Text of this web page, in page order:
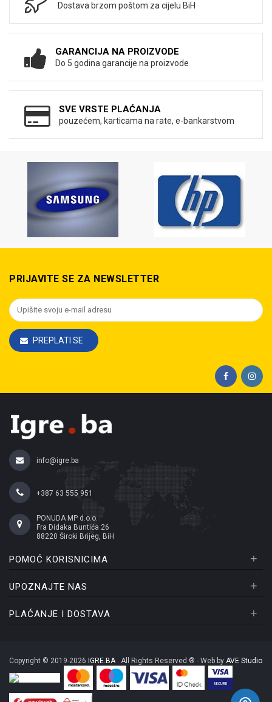
Dostava brzom poštom za cijelu BiH
GARANCIJA NA PROIZVODE
Do 5 godina garancije na proizvode
SVE VRSTE PLAĆANJA
pouzećem, karticama na rate, e-bankarstvom
PRIJAVITE SE ZA NEWSLETTER
PREPLATI SE
info@igre.ba
+387 63 555 951
PONUDA MP d.o.o.
Fra Didaka Buntića 26
88220 Široki Brijeg, BiH
POMOĆ KORISNICIMA +
UPOZNAJTE NAS +
PLAĆANJE I DOSTAVA +
Copyright © 2019-2026 IGRE.BA . All Rights Reserved ® - Web by AVE Studio